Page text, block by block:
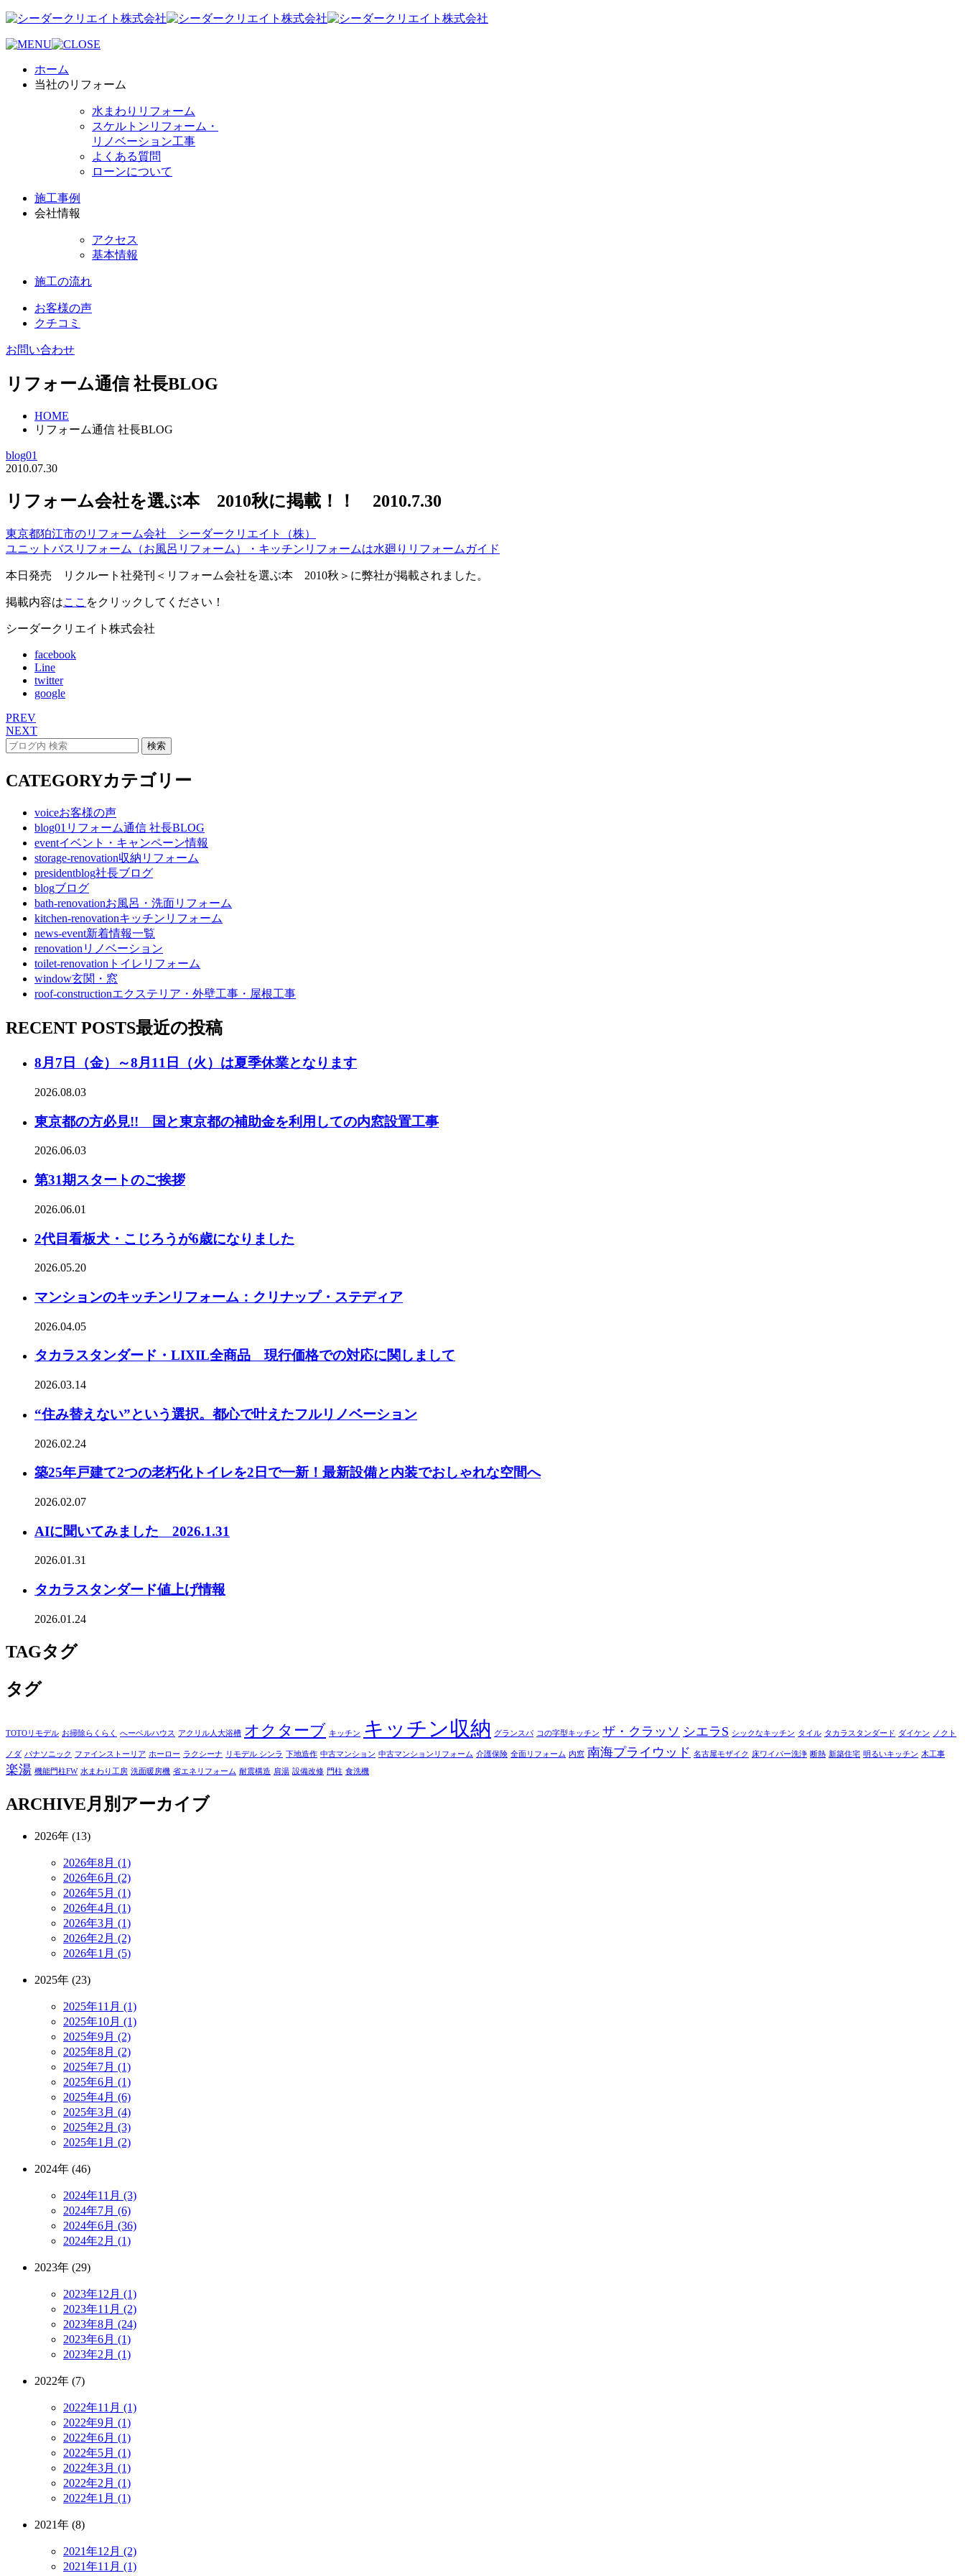
ホーム
当社のリフォーム
水まわりリフォーム
スケルトンリフォーム・
リノベーション工事
よくある質問
ローンについて
施工事例
会社情報
アクセス
基本情報
施工の流れ
お客様の声
クチコミ
お問い合わせ
リフォーム通信 社長BLOG
HOME
リフォーム通信 社長BLOG
blog01
2010.07.30
リフォーム会社を選ぶ本 2010秋に掲載！！ 2010.7.30
東京都狛江市のリフォーム会社 シーダークリエイト（株）
ユニットバスリフォーム（お風呂リフォーム）・キッチンリフォームは水廻りリフォームガイド
本日発売 リクルート社発刊＜リフォーム会社を選ぶ本 2010秋＞に弊社が掲載されました。
掲載内容はここ をクリックしてください！
シーダークリエイト株式会社
facebook
Line
twitter
google
PREV
NEXT
CATEGORYカテゴリー
voiceお客様の声
blog01 リフォーム通信 社長BLOG
eventイベント・キャンペーン情報
storage-renovation収納リフォーム
presidentblog社長ブログ
blogブログ
bath-renovationお風呂・洗面リフォーム
kitchen-renovationキッチンリフォーム
news-event新着情報一覧
renovationリノベーション
toilet-renovation トイレリフォーム
window玄関・窓
roof-constructionエクステリア・外壁工事・屋根工事
RECENT POSTS最近の投稿
8月7日（金）～8月11日（火）は夏季休業となります
2026.08.03
東京都の方必見!! 国と東京都の補助金を利用しての内窓設置工事
2026.06.03
第31期スタートのご挨拶
2026.06.01
2代目看板犬・こじろうが6歳になりました
2026.05.20
マンションのキッチンリフォーム：クリナップ・ステディア
2026.04.05
タカラスタンダード・LIXIL全商品 現行価格での対応に関しまして
2026.03.14
“住み替えない”という選択。都心で叶えたフルリノベーション
2026.02.24
築25年戸建て2つの老朽化トイレを2日で一新！最新設備と内装でおしゃれな空間へ
2026.02.07
AIに聞いてみました 2026.1.31
2026.01.31
タカラスタンダード値上げ情報
2026.01.24
TAGタグ
タグ
TOTOリモデル お掃除らくらく へーベルハウス アクリル人大浴槽 オクターブ キッチン キッチン収納 グランスパ コの字型キッチン ザ・クラッソ シエラS シックなキッチン タイル タカラスタンダード ダイケン ノクト
ノダ パナソニック ファインストーリア ホーロー ラクシーナ リモデル シンラ 下地造作 中古マンション 中古マンションリフォーム 介護保険 全面リフォーム 内窓 南海プライウッド 名古屋モザイク 床ワイパー洗浄 断熱 新築住宅 明るいキッチン 木工事
楽湯 機能門柱FW 水まわり工房 洗面暖房機 省エネリフォーム 耐震構造 肩湯 設備改修 門柱 食洗機
ARCHIVE月別アーカイブ
2026年 (13)
2026年8月 (1)
2026年6月 (2)
2026年5月 (1)
2026年4月 (1)
2026年3月 (1)
2026年2月 (2)
2026年1月 (5)
2025年 (23)
2025年11月 (1)
2025年10月 (1)
2025年9月 (2)
2025年8月 (2)
2025年7月 (1)
2025年6月 (1)
2025年4月 (6)
2025年3月 (4)
2025年2月 (3)
2025年1月 (2)
2024年 (46)
2024年11月 (3)
2024年7月 (6)
2024年6月 (36)
2024年2月 (1)
2023年 (29)
2023年12月 (1)
2023年11月 (2)
2023年8月 (24)
2023年6月 (1)
2023年2月 (1)
2022年 (7)
2022年11月 (1)
2022年9月 (1)
2022年6月 (1)
2022年5月 (1)
2022年3月 (1)
2022年2月 (1)
2022年1月 (1)
2021年 (8)
2021年12月 (2)
2021年11月 (1)